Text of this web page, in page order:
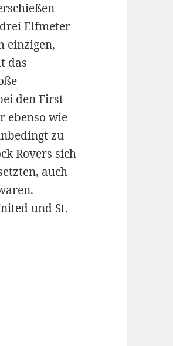
Elfmeter
einzigen,
das
den First
ebenso wie
zu
Rovers sich
auch
und St.